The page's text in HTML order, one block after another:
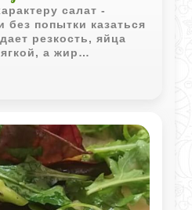
салат -
попытки казаться
резкость, яйца
а жир
почти в домашнюю
хлеба.